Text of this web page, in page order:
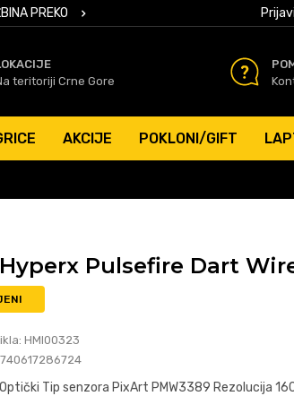
PREKO 50 EURSIGURNO PLAĆANJE PLATNIM
teritoriji Crne Gore
AKCIJE POKLONI/GIFT
Pulsefire Dart
HMI00323
740617286724
Tip senzora PixArt PMW3389 Rezolucija